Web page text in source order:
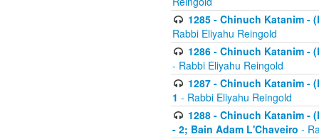
1285 - Chinuch Katanim -
Rabbi Eliyahu Reingold
1286 - Chinuch Katanim -
- Rabbi Eliyahu Reingold
1287 - Chinuch Katanim -
1 - Rabbi Eliyahu Reingold
1288 - Chinuch Katanim -
- 2; Bain Adam L'Chaveiro -